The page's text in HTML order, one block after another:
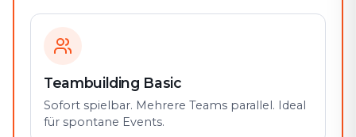
Teambuilding Basic
Sofort spielbar. Mehrere Teams parallel. Ideal
für spontane Events.